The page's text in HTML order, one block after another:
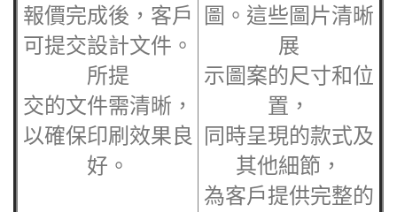
報價完成後，客戶
可提交設計文件。
所提
交的文件需清晰，
以確保印刷效果良
好。
圖。這些圖片清晰
展
示圖案的尺寸和位
置，
同時呈現的款式及
其他細節，
為客戶提供完整的